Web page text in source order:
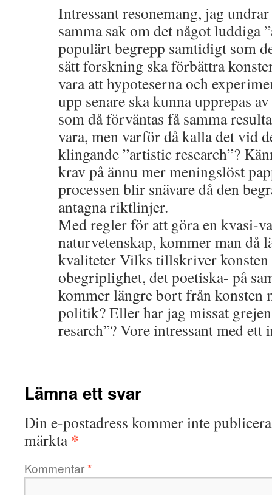
Intressant resonemang, jag
samma sak om det något luddiga
populärt begrepp samtidigt som
sätt forskning ska förbättra
vara att hypoteserna och
upp senare ska kunna upprepas
som då förväntas få samma
vara, men varför då kalla det vid
klingande ”artistic research”?
krav på ännu mer meningslöst
processen blir snävare då den
antagna riktlinjer.
Med regler för att göra en kvasi-
naturvetenskap, kommer man då
kvaliteter Vilks tillskriver
obegriplighet, det poetiska- på
kommer längre bort från konsten
politik? Eller har jag missat
resarch”? Vore intressant med ett
Lämna ett svar
Din e-postadress kommer inte
märkta*
Kommentar*